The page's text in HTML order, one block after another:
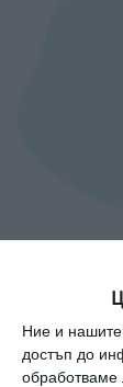
Ние и
достъп до
обработваме
A